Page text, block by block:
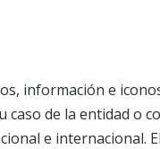
información e
caso de la entidad
e internacional.